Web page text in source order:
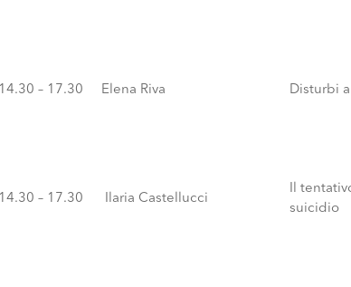
14.30 – 17.30 Elena Riva Disturbi
14.30 – 17.30 Ilaria Castellucci
Il
suicidio